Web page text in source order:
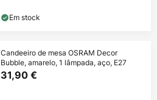
Em stock
Candeeiro de mesa OSRAM Decor
Bubble, amarelo, 1 lâmpada, aço, E27
31,90 €